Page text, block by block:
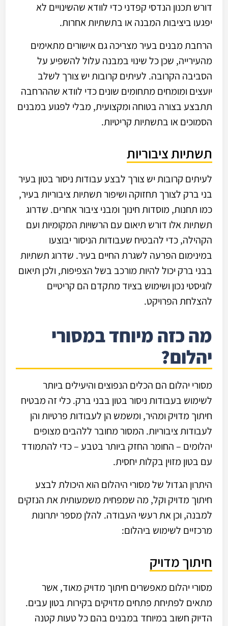
דורש תכנון הנדסי קפדני כדי לוודא שהשינויים לא
יפגעו ביציבות המבנה או בתשתיות אחרות.
הרחבת מבנים בעיר מצריכה גם אישורים מתאימים
מהעירייה, שכן כל שינוי במבנה עלול להשפיע על
הסביבה הקרובה. לעיתים קרובות יש צורך לשלב
יועצים ומומחים מתחומים שונים כדי לוודא שההרחבה
תתבצע בצורה בטוחה ומקצועית, מבלי לפגוע במבנים
הסמוכים או בתשתיות קריטיות.
תשתיות ציבוריות
לעיתים קרובות יש צורך לבצע עבודות ניסור בטון בעיר
בני ברק לצורך תחזוקה ושיפור תשתיות ציבוריות בעיר,
כמו תחנות, מוסדות חינוך ומבני ציבור אחרים. שדרוג
תשתיות אלו דורש תיאום עם הרשויות המקומיות ועם
הקהילה, כדי להבטיח שעבודות הניסור יבוצעו
במינימום הפרעה לשגרת החיים בעיר. שדרוג תשתיות
בבני ברק יכול להיות מורכב בשל הצפיפות, ולכן תיאום
לוגיסטי נכון ושימוש בציוד מתקדם הם קריטיים
להצלחת הפרויקט.
מה כזה מיוחד במסורי
יהלום?
מסורי יהלום הם הכלים הנפוצים והיעילים ביותר
לשימוש בעבודות ניסור בטון בבני ברק. כלי זה מבטיח
חיתוך מדויק ומהיר, ומשמש הן לעבודות פרטיות והן
לעבודות ציבוריות. המסור מחובר ללהבים מצופים
יהלומים – החומר החזק ביותר בטבע – כדי להתמודד
עם בטון מזוין בקלות יחסית.
היתרון הגדול של מסורי היהלום הוא היכולת לבצע
חיתוך מדויק וקל, מה שמפחית משמעותית את הנזקים
למבנה, וכן את רעשי העבודה. להלן מספר יתרונות
מרכזיים לשימוש ביהלום:
חיתוך מדויק
מסורי יהלום מאפשרים חיתוך מדויק מאוד, אשר
מתאים לפתיחת פתחים מדויקים בקירות בטון עבים.
הדיוק חשוב במיוחד במבנים בהם כל טעות קטנה